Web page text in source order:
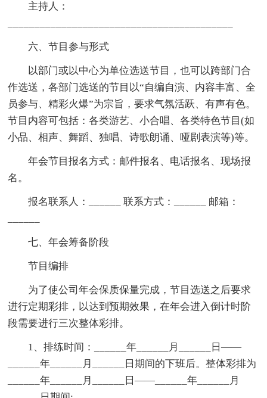
主持人：
六、节目参与形式
以部门或以中心为单位选送节目，也可以跨部门合
作选送，各部门选送的节目以“自编自演、内容丰富、全
员参与、精彩火爆”为宗旨，要求气氛活跃、有声有色。
节目内容可包括：各类游艺、小合唱、各类特色节目(如
小品、相声、舞蹈、独唱、诗歌朗诵、哑剧表演等)等。
年会节目报名方式：邮件报名、电话报名、现场报
名。
报名联系人：______ 联系方式：______ 邮箱：
七、年会筹备阶段
节目编排
为了使公司年会保质保量完成，节目选送之后要求
进行定期彩排，以达到预期效果，在年会进入倒计时阶
段需要进行三次整体彩排。
1、排练时间：______年______月______日——
______年______月______日期间的下班后。整体彩排为
______年______月______日——______年______月